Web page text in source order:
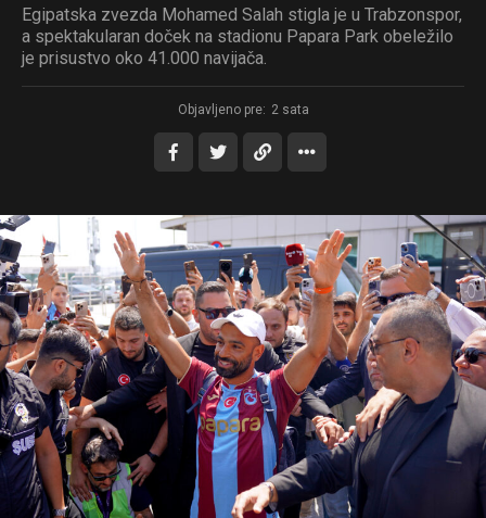
Egipatska zvezda Mohamed Salah stigla je u Trabzonspor,
a spektakularan doček na stadionu Papara Park obeležilo
je prisustvo oko 41.000 navijača.
Objavljeno pre: 2 sata